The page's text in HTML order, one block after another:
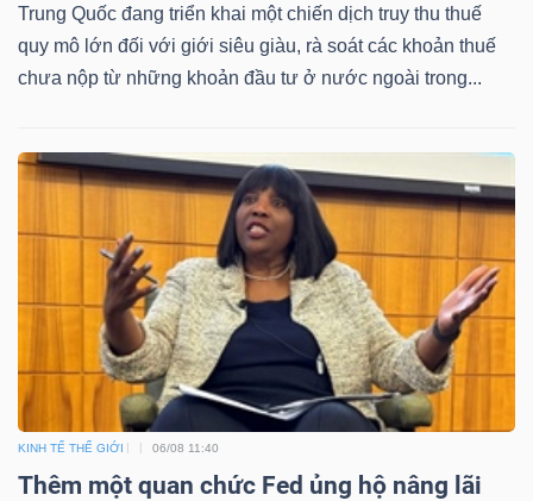
Trung Quốc đang triển khai một chiến dịch truy thu thuế
quy mô lớn đối với giới siêu giàu, rà soát các khoản thuế
chưa nộp từ những khoản đầu tư ở nước ngoài trong...
KINH TẾ THẾ GIỚI 06/08 11:40
Thêm một quan chức Fed ủng hộ nâng lãi